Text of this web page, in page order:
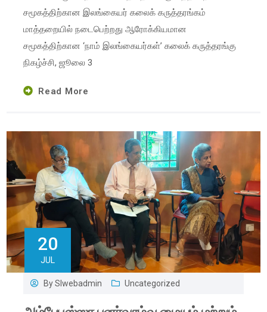
சமூகத்திற்கான இலங்கையர் கலைக் கருத்தரங்கம்
மாத்தறையில் நடைபெற்றது ஆரோக்கியமான
சமூகத்திற்கான ‘நாம் இலங்கையர்கள்’ கலைக் கருத்தரங்கு
நிகழ்ச்சி, ஜூலை 3
Read More
20
JUL
BySlwebadmin Uncategorized